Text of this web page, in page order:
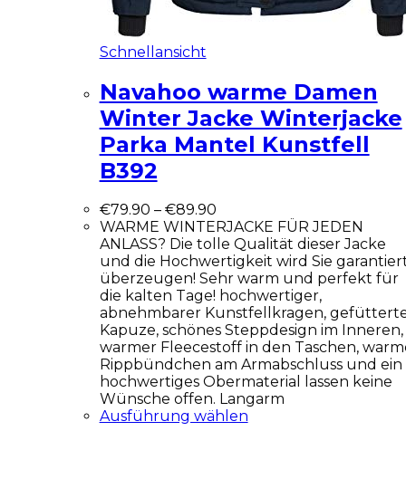
Schnellansicht
Navahoo warme Damen
Winter Jacke Winterjacke
Parka Mantel Kunstfell
B392
€79.90 – €89.90
WARME WINTERJACKE FÜR JEDEN
ANLASS? Die tolle Qualität dieser Jacke
und die Hochwertigkeit wird Sie
überzeugen! Sehr warm und perfekt für
die kalten Tage! hochwertiger,
abnehmbarer Kunstfellkragen,
Kapuze, schönes Steppdesign im Inneren,
warmer Fleecestoff in den Taschen,
Rippbündchen am Armabschluss und ein
hochwertiges Obermaterial lassen keine
Wünsche offen. Langarm
Ausführung wählen